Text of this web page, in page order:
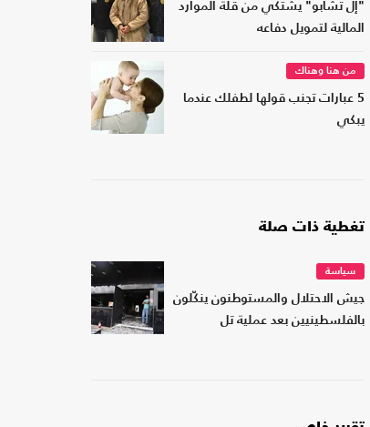
"إل تشابو" يشتكي من قلّة الموارد
المالية لتمويل دفاعه
من هنا وهناك
5 عبارات تجنب قولها لطفلك عندما
يبكي
تغطية ذات صلة
سياسة
جيش الاحتلال والمستوطنون ينكّلون
بالفلسطينيين بعد عملية تل